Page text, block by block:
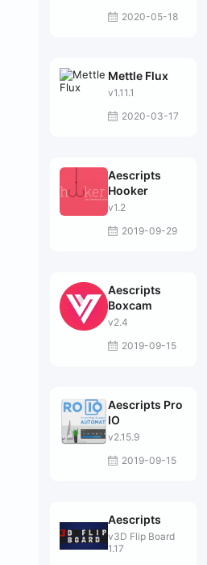
2020-05-18
Mettle Flux
v1.11.1
2020-03-17
Aescripts
Hooker
v1.2
2019-09-29
Aescripts
Boxcam
v2.4
2019-09-15
Aescripts Pro
IO
v2.15.9
2019-09-15
Aescripts
v3D Flip Board
1.17